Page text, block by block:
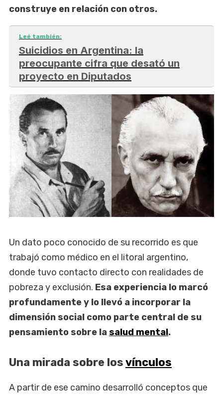
construye en relación con otros.
Leé también:
Suicidios en Argentina: la
preocupante cifra que desató un
proyecto en Diputados
Un dato poco conocido de su recorrido es que
trabajó como médico en el litoral argentino,
donde tuvo contacto directo con realidades de
pobreza y exclusión. Esa experiencia lo marcó
profundamente y lo llevó a incorporar la
dimensión social como parte central de su
pensamiento sobre lasalud mental.
Una mirada sobre losvínculos
A partir de ese camino desarrolló conceptos que